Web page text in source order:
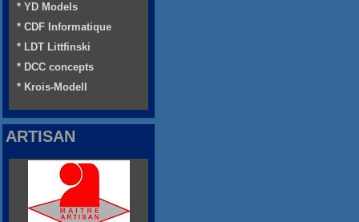
* YD Models
* CDF Informatique
* LDT Littfinski
* DCC concepts
* Krois-Modell
ARTISAN